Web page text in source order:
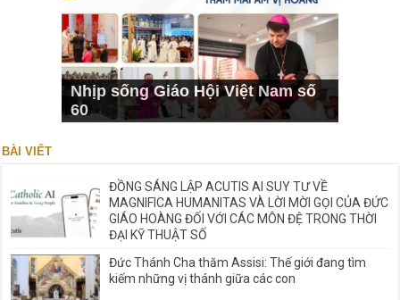
Nhịp sống Giáo Hội Việt Nam số
60
BÀI VIẾT
ĐỒNG SÁNG LẬP ACUTIS AI SUY TƯ VỀ
MAGNIFICA HUMANITAS VÀ LỜI MỜI GỌI CỦA ĐỨC
GIÁO HOÀNG ĐỐI VỚI CÁC MÔN ĐỆ TRONG THỜI
ĐẠI KỸ THUẬT SỐ
Đức Thánh Cha thăm Assisi: Thế giới đang tìm
kiếm những vị thánh giữa các con